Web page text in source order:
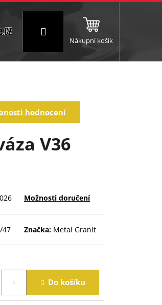
Brusné a leštící válce
Přihlášení
Nákupní košík
hodnocení
V36
Možnosti doručení
47 Značka: Metal Granit
Do košíku